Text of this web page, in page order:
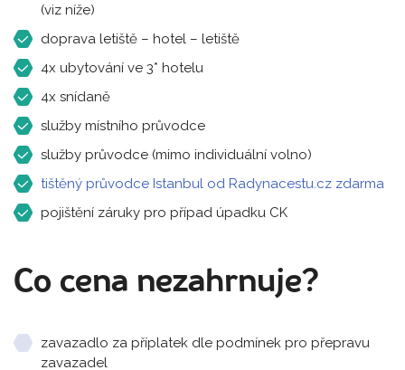
(viz níže)
doprava letiště – hotel – letiště
4x ubytování ve 3* hotelu
4x snídaně
služby místního průvodce
služby průvodce (mimo individuální volno)
tištěný průvodce Istanbul od Radynacestu.cz zdarma
pojištění záruky pro případ úpadku CK
Co cena nezahrnuje?
zavazadlo za příplatek dle podmínek pro přepravu
zavazadel